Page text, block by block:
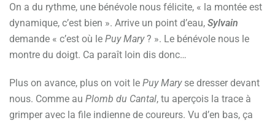
On a du rythme, une bénévole nous félicite, « la montée est
dynamique, c’est bien ». Arrive un point d’eau, Sylvain
demande « c’est où le Puy Mary? ». Le bénévole nous le
montre du doigt. Ca paraît loin dis donc…
Plus on avance, plus on voit le Puy Maryse dresser devant
nous. Comme au Plomb du Cantal, tu aperçois la trace à
grimper avec la file indienne de coureurs. Vu d’en bas, ça